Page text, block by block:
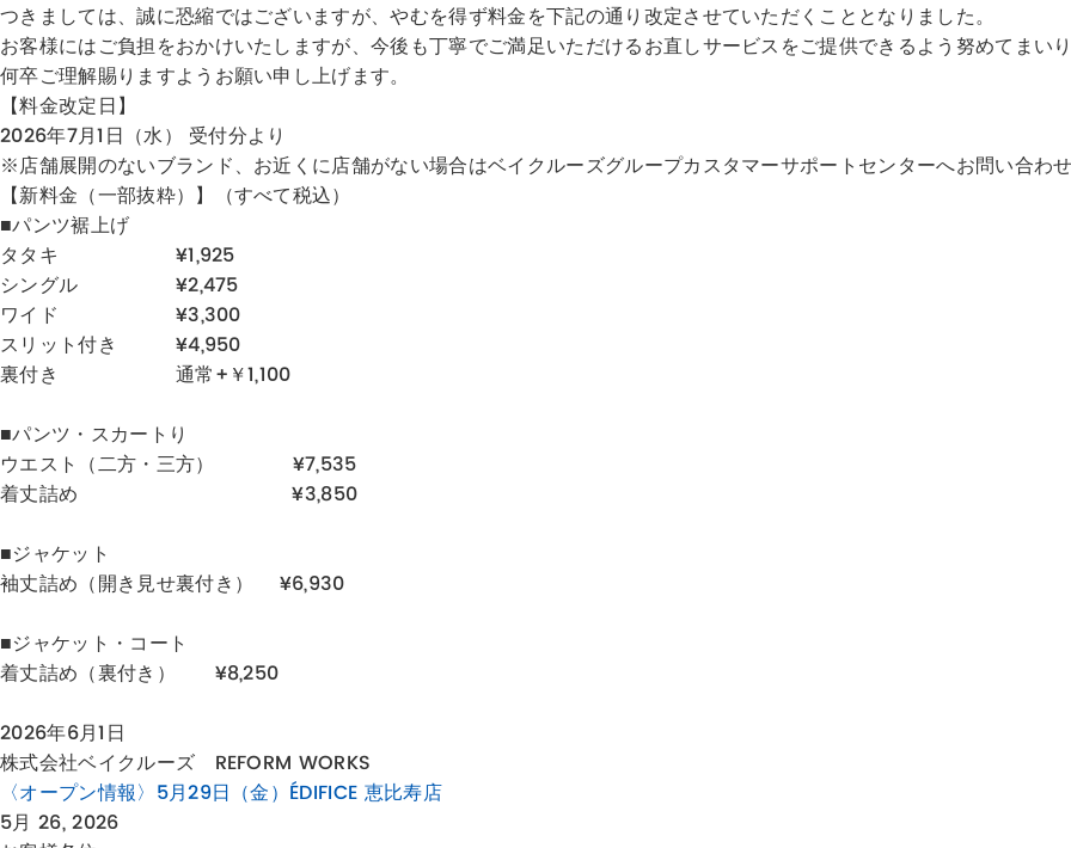
つきましては、誠に恐縮ではございますが、やむを得ず料金を下記の通り改定させていただくこととなりました。
お客様にはご負担をおかけいたしますが、今後も丁寧でご満足いただけるお直しサービスをご提供できるよう努めてまいり
何卒ご理解賜りますようお願い申し上げます。
【料金改定日】
2026年7月1日（水） 受付分より
※店舗展開のないブランド、お近くに店舗がない場合はベイクルーズグループカスタマーサポートセンターへお問い合わせ
【新料金（一部抜粋）】（すべて税込）
■パンツ裾上げ
タタキ ¥1,925
シングル ¥2,475
ワイド ¥3,300
スリット付き ¥4,950
裏付き 通常+￥1,100
■パンツ・スカートり
ウエスト（二方・三方） ¥7,535
着丈詰め ¥3,850
■ジャケット
袖丈詰め（開き見せ裏付き） ¥6,930
■ジャケット・コート
着丈詰め（裏付き） ¥8,250
2026年6月1日
株式会社ベイクルーズ REFORM WORKS
〈オープン情報〉5月29日（金）ÉDIFICE 恵比寿店
5月 26, 2026